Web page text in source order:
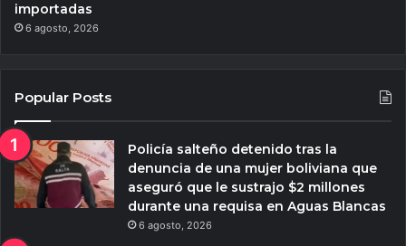
importadas
6 agosto, 2026
Popular Posts
Policía salteño detenido tras la
denuncia de una mujer boliviana que
aseguró que le sustrajo $2 millones
durante una requisa en Aguas Blancas
6 agosto, 2026